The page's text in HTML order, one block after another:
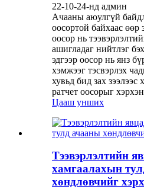
22-10-24-нд админ
Ачааны аюулгүй
оосортой байхаас өөр
оосор нь
ашигладаг нийтлэг
эдгээр оосор нь янз
хэмжээг тэсвэрлэх
хувьд бид зах
ратчет оосорыг
Цааш унших
Тээвэрлэлтийн
хамгаалахын
хөндлөвчийг